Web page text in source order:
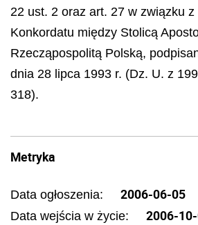
22 ust. 2 oraz art. 27 w związku
Konkordatu między Stolicą
Rzecząpospolitą Polską,
dnia 28 lipca 1993 r. (Dz. U. z
318).
Metryka
Data ogłoszenia: 2006-06-05
Data wejścia w życie: 2006-